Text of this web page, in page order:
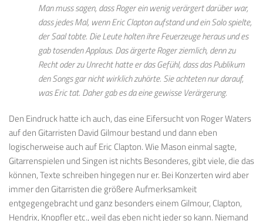
Man muss sagen, dass Roger ein wenig verärgert darüber war,
dass jedes Mal, wenn Eric Clapton aufstand und ein Solo spielte,
der Saal tobte. Die Leute holten ihre Feuerzeuge heraus und es
gab tosenden Applaus. Das ärgerte Roger ziemlich, denn zu
Recht oder zu Unrecht hatte er das Gefühl, dass das Publikum
den Songs gar nicht wirklich zuhörte. Sie achteten nur darauf,
was Eric tat. Daher gab es da eine gewisse Verärgerung.
Den Eindruck hatte ich auch, das eine Eifersucht von Roger Waters
auf den Gitarristen David Gilmour bestand und dann eben
logischerweise auch auf Eric Clapton. Wie Mason einmal sagte,
Gitarrenspielen und Singen ist nichts Besonderes, gibt viele, die das
können, Texte schreiben hingegen nur er. Bei Konzerten wird aber
immer den Gitarristen die größere Aufmerksamkeit
entgegengebracht und ganz besonders einem Gilmour, Clapton,
Hendrix, Knopfler etc., weil das eben nicht jeder so kann. Niemand